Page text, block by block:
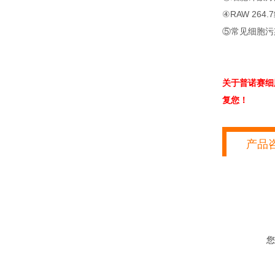
④RAW 264.7
⑤常见细胞污
关于普诺赛
复您！
产品